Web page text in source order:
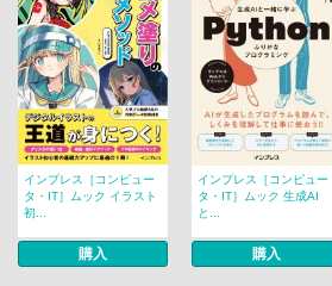
インプレス［コンピュー
タ・IT］ムック イラスト
初...
購入
インプレス［コンピュー
タ・IT］ムック 生成AI
と...
購入